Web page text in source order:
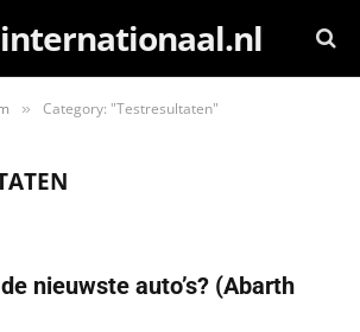
» Category: "Testresultaten"
nieuwste auto’s? (Abarth